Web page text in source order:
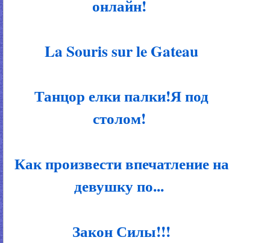
онлайн!
La Souris sur le Gateau
Танцор елки палки!Я под
столом!
Как произвести впечатление на
девушку по...
Закон Силы!!!